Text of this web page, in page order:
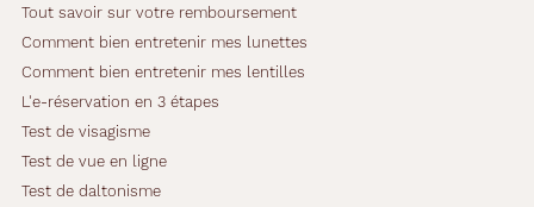
Tout savoir sur votre remboursement
Comment bien entretenir mes lunettes
Comment bien entretenir mes lentilles
L'e-réservation en 3 étapes
Test de visagisme
Test de vue en ligne
Test de daltonisme